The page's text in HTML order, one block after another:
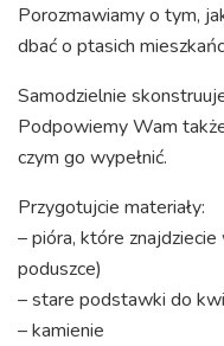
Porozmawiamy o tym,
dbać o ptasich
Samodzielnie
Podpowiemy Wam
czym go wypełnić.
Przygotujcie materiały:
– pióra, które
poduszce)
– stare podstawki do
– kamienie